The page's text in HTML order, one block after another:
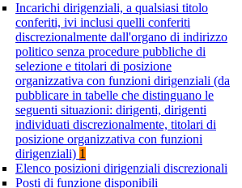
Incarichi dirigenziali, a qualsiasi titolo
conferiti, ivi inclusi quelli conferiti
discrezionalmente dall'organo di indirizzo
politico senza procedure pubbliche di
selezione e titolari di posizione
organizzativa con funzioni dirigenziali (da
pubblicare in tabelle che distinguano le
seguenti situazioni: dirigenti, dirigenti
individuati discrezionalmente, titolari di
posizione organizzativa con funzioni
dirigenziali) 1
Elenco posizioni dirigenziali discrezionali
Posti di funzione disponibili